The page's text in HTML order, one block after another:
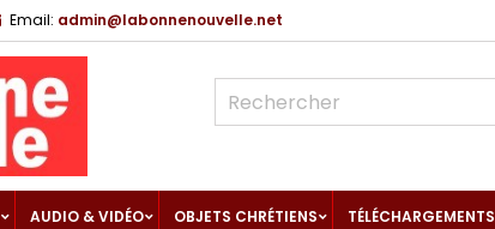
Email: admin@labonnenouvelle.net
AUDIO & VIDÉO OBJETS CHRÉTIENS TÉLÉCHARGEMENTS